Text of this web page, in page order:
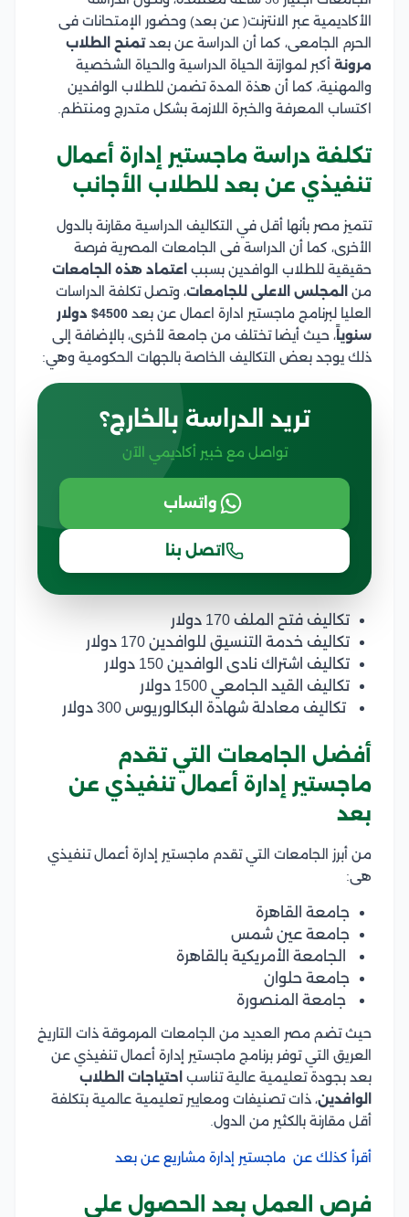
الأكاديمية عبر الانترنت( عن بعد) وحضور الإمتحانات فى
الحرم الجامعى، كما أن الدراسة عن بعدتمنح الطلاب
مرونة أكبر لموازنة الحياة الدراسية والحياة الشخصية
والمهنية، كما أن هذة المدة تضمن للطلاب الوافدين
اكتساب المعرفة والخبرة اللازمة بشكل متدرج ومنتظم.
تكلفة دراسة ماجستير إدارة أعمال
تنفيذي عن بعد للطلاب الأجانب
تتميز مصر بأنها أقل في التكاليف الدراسية مقارنة بالدول
الأخرى، كما أن الدراسة فى الجامعات المصرية فرصة
حقيقية للطلاب الوافدين بسبب اعتماد هذه الجامعات
من المجلس الاعلى للجامعات، وتصل تكلفة الدراسات
العليا لبرنامج ماجستير ادارة اعمال عن بعد
4500$ دولار
سنوياً، حيث أيضا تختلف من جامعة لأخرى، بالإضافة إلى
ذلك يوجد بعض التكاليف الخاصة بالجهات الحكومية وهي:
تريد الدراسة بالخارج؟
تواصل مع خبير أكاديمي الآن
واتساب
اتصل بنا
تكاليف فتح الملف 170 دولار
تكاليف خدمة التنسيق للوافدين 170 دولار
تكاليف اشتراك نادى الوافدين 150 دولار
تكاليف القيد الجامعي 1500 دولار
تكاليف معادلة شهادة البكالوريوس 300 دولار
أفضل الجامعات التي تقدم
ماجستير إدارة أعمال تنفيذي عن
بعد
من أبرز الجامعات التي تقدم ماجستير إدارة أعمال تنفيذي
هى:
جامعة القاهرة
جامعة عين شمس
الجامعة الأمريكية بالقاهرة
جامعة حلوان
جامعة المنصورة
حيث تضم مصر العديد من الجامعات المرموقة ذات التاريخ
العريق التي توفر برنامج ماجستير إدارة أعمال تنفيذي عن
بعد بجودة تعليمية عالية تناسب احتياجات الطلاب
الوافدين، ذات تصنيفات ومعايير تعليمية عالمية بتكلفة
أقل مقارنة بالكثير من الدول.
أقرأ كذلك عن ماجستير إدارة مشاريع عن بعد
فرص العمل بعد الحصول على